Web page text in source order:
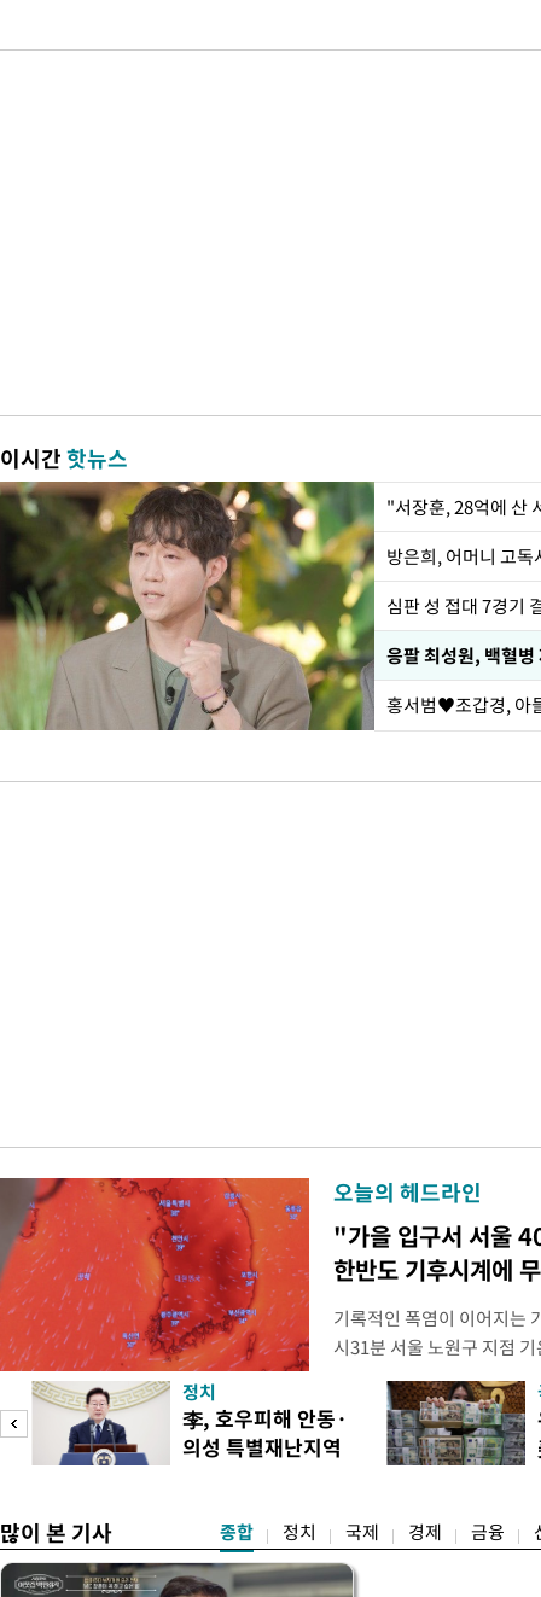
이시간핫뉴스
"서장훈, 28억에 산
방은희, 어머니 고
심판 성 접대 7경기
응팔 최성원, 백혈
홍서범♥조갑경, 아
오늘의 헤드라인
"가을 입구서 서울
한반도 기후시계에
기록적인 폭염이 이어지는
시31분 서울 노원구 지점
어선 것으로 관측됐다. 지
이상의 기온이 관측된 이
동기상관측장비(AWS) 기
(ASOS)을 기준으로 하는
정치
李, 호우피해 안동·
의성 특별재난지역
많이 본 기사 종합 정치 국제 경제 금융